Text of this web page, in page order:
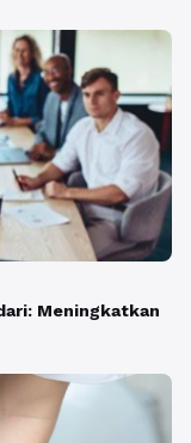
Meningkatkan